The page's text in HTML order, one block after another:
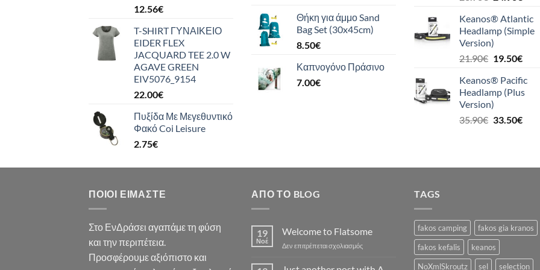
12.56€
T-SHIRT ΓΥΝΑΙΚΕΙΟ
EIDER FLEX
JACQUARD TEE 2.0 W
AGAVE GREEN
EIV5076_9154
22.00€
Πυξίδα Με Μεγεθυντικό
Φακό Coi Leisure
2.75€
Θήκη για άμμο Sand
Bag Set (30x45cm)
8.50€
Καπνογόνο Πράσινο
7.00€
was:
26.90€.
τιμή
είναι:
Keanos® Atlantic
Headlamp (Simple
Version)
21.90€ Original
was:
21.90€.
19.50€Η
τιμή
είναι:
Keanos® Pacific
Headlamp (Plus
Version)
35.90€ Original
33.50€Η
ΠΟΙΟΙ ΕΊΜΑΣΤΕ
Στο ΕνΔράσει αγαπάμε τη φύση
και την περιπέτεια.
Προσφέρουμε αξιόπιστο και
ΑΠΌ ΤΟ BLOG
19
Νοέ
Welcome to Flatsome
Δεν επιτρέπεται σχολιασμόςστο
to
TAGS
fakos camping
fakos gia kranos
fakos kefalis
keanos
NoXmlSkroutz
sel selection